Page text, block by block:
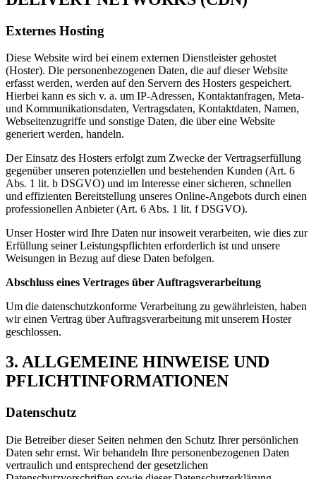
Externes Hosting
Diese Website wird bei einem externen Dienstleister gehostet
(Hoster). Die personenbezogenen Daten, die auf dieser Website
erfasst werden, werden auf den Servern des Hosters gespeichert.
Hierbei kann es sich v. a. um IP-Adressen, Kontaktanfragen, Meta-
und Kommunikationsdaten, Vertragsdaten, Kontaktdaten, Namen,
Webseitenzugriffe und sonstige Daten, die über eine Website
generiert werden, handeln.
Der Einsatz des Hosters erfolgt zum Zwecke der Vertragserfüllung
gegenüber unseren potenziellen und bestehenden Kunden (Art. 6
Abs. 1 lit. b DSGVO) und im Interesse einer sicheren, schnellen
und effizienten Bereitstellung unseres Online-Angebots durch einen
professionellen Anbieter (Art. 6 Abs. 1 lit. f DSGVO).
Unser Hoster wird Ihre Daten nur insoweit verarbeiten, wie dies zur
Erfüllung seiner Leistungspflichten erforderlich ist und unsere
Weisungen in Bezug auf diese Daten befolgen.
Abschluss eines Vertrages über Auftragsverarbeitung
Um die datenschutzkonforme Verarbeitung zu gewährleisten, haben
wir einen Vertrag über Auftragsverarbeitung mit unserem Hoster
geschlossen.
3. ALLGEMEINE HINWEISE UND
PFLICHTINFORMATIONEN
Datenschutz
Die Betreiber dieser Seiten nehmen den Schutz Ihrer persönlichen
Daten sehr ernst. Wir behandeln Ihre personenbezogenen Daten
vertraulich und entsprechend der gesetzlichen